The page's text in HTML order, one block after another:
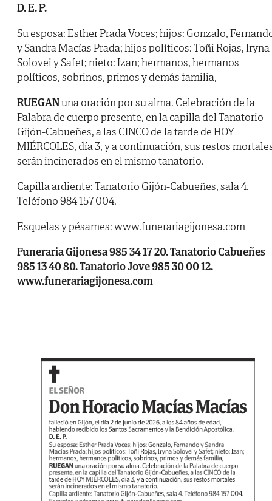
D. E. P.
Su esposa: Esther Prada Voces; hijos: Gonzalo,
y Sandra Macías Prada; hijos políticos: Toñi Rojas, Iryna
Solovei y Safet; nieto: Izan; hermanos, hermanos
políticos, sobrinos, primos y demás familia,
RUEGANuna oración por su alma. Celebración de la
Palabra de cuerpo presente, en la capilla del Tanatorio
Gijón-Cabueñes, a las CINCO de la tarde de HOY
MIÉRCOLES, día 3, y a continuación, sus restos
serán incinerados en el mismo tanatorio.
Capilla ardiente: Tanatorio Gijón-Cabueñes, sala 4.
Teléfono 984 157 004.
Esquelas y pésames: www.funerariagijonesa.com
Funeraria Gijonesa 985 34 17 20. Tanatorio Cabueñes
985 13 40 80. Tanatorio Jove 985 30 00 12.
www.funerariagijonesa.com